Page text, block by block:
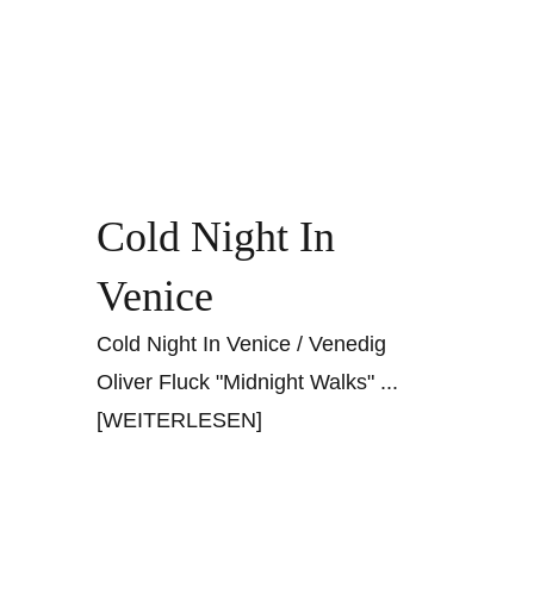
Cold Night In
Venice
Cold Night In Venice / Venedig
Oliver Fluck "Midnight Walks" ...
[WEITERLESEN]